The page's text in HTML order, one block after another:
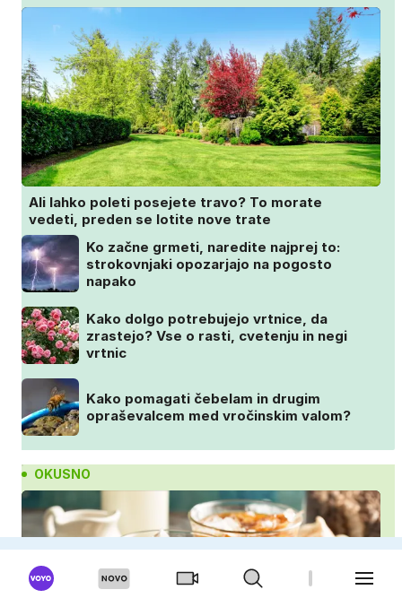
Ali lahko poleti posejete travo? To morate
vedeti, preden se lotite nove trate
Ko začne grmeti, naredite najprej to:
strokovnjaki opozarjajo na pogosto
napako
Kako dolgo potrebujejo vrtnice, da
zrastejo? Vse o rasti, cvetenju in negi
vrtnic
Kako pomagati čebelam in drugim
opraševalcem med vročinskim valom?
OKUSNO